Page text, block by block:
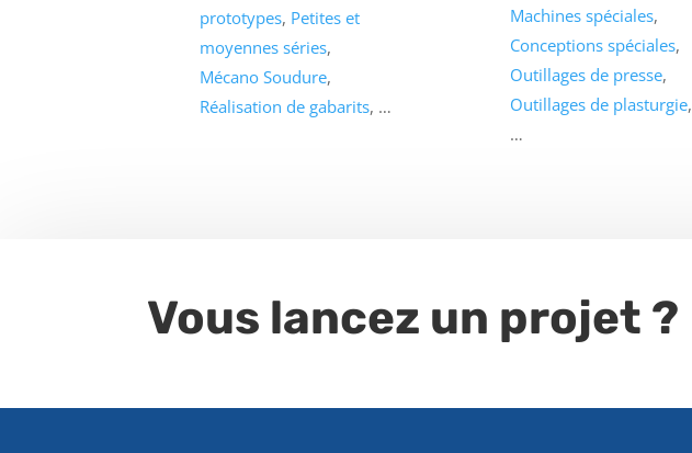
prototypes, Petites et
moyennes séries,
Mécano Soudure,
Réalisation de gabarits, …
Machines spéciales,
Conceptions spéciales,
Outillages de presse,
Outillages de plasturgie,
…
Vous lancez un projet ?